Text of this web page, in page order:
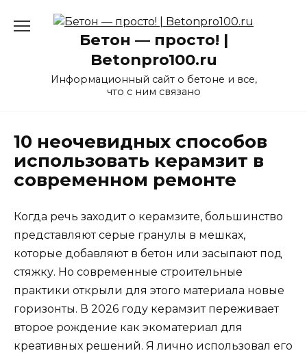
Бетон — просто! |
Betonpro100.ru
Информационный сайт о бетоне и все,
что с ним связано
10 неочевидных способов
использовать керамзит в
современном ремонте
Когда речь заходит о керамзите, большинство
представляют серые гранулы в мешках,
которые добавляют в бетон или засыпают под
стяжку. Но современные строительные
практики открыли для этого материала новые
горизонты. В 2026 году керамзит переживает
второе рождение как экоматериал для
креативных решений. Я лично использовал его